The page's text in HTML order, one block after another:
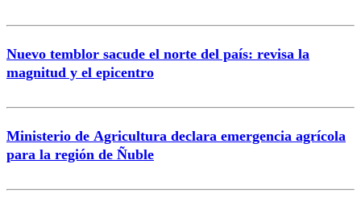
Nuevo temblor sacude el norte del país: revisa la
magnitud y el epicentro
Ministerio de Agricultura declara emergencia agrícola
para la región de Ñuble